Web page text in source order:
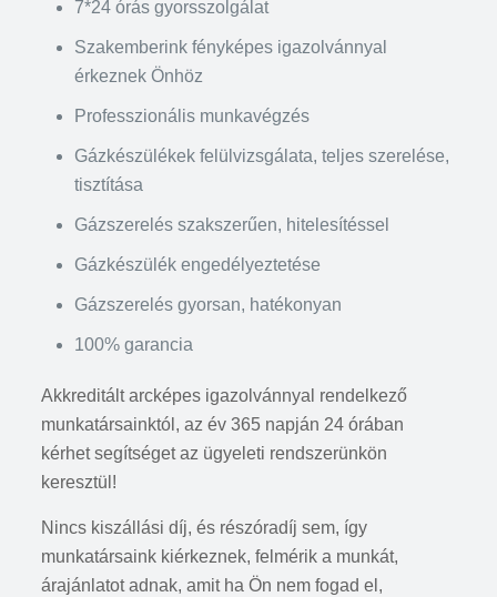
7*24 órás gyorsszolgálat
Szakemberink fényképes igazolvánnyal
érkeznek Önhöz
Professzionális munkavégzés
Gázkészülékek felülvizsgálata, teljes szerelése,
tisztítása
Gázszerelés szakszerűen, hitelesítéssel
Gázkészülék engedélyeztetése
Gázszerelés gyorsan, hatékonyan
100% garancia
Akkreditált arcképes igazolvánnyal rendelkező
munkatársainktól, az év 365 napján 24 órában
kérhet segítséget az ügyeleti rendszerünkön
keresztül!
Nincs kiszállási díj, és részóradíj sem, így
munkatársaink kiérkeznek, felmérik a munkát,
árajánlatot adnak, amit ha Ön nem fogad el,